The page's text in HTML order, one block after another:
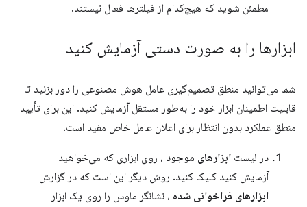
مطمئن شوید که هیچ‌کدام از فیلترها فعال نیستند.
ابزارها را به صورت دستی آزمایش کنید
شما می‌توانید منطق تصمیم‌گیری عامل هوش مصنوعی را دور بزنید تا
قابلیت اطمینان ابزار خود را به‌طور مستقل آزمایش کنید. این برای تأیید
منطق عملکرد بدون انتظار برای اعلان عامل خاص مفید است.
در لیست ابزارهای موجود ، روی ابزاری که می‌خواهید
آزمایش کنید کلیک کنید. روش دیگر این است که در گزارش
ابزارهای فراخوانی شده ، نشانگر ماوس را روی یک ابزار